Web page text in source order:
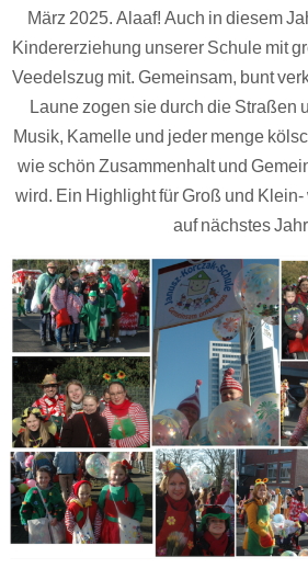
März 2025. Alaaf! Auch in diesem
Kindererziehung unserer Schule mit
Veedelszug mit. Gemeinsam, bunt
Laune zogen sie durch die Straßen
Musik, Kamelle und jeder menge
wie schön Zusammenhalt und
wird. Ein Highlight für Groß und
auf nächstes